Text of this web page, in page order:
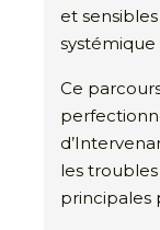
et
systémique
Ce
les
principales